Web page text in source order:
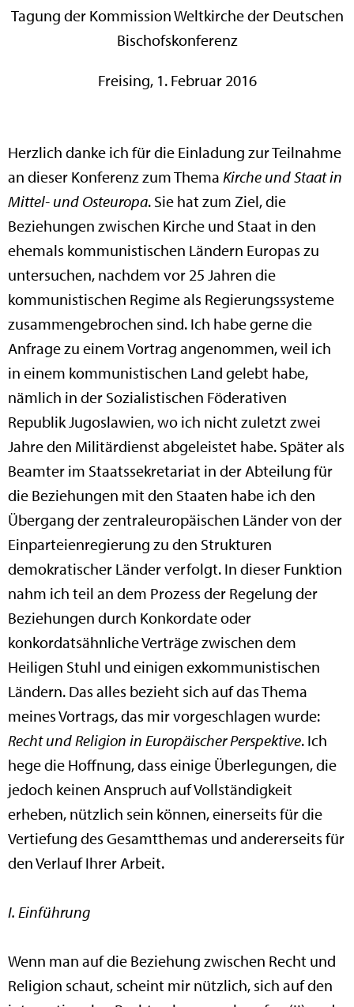
Tagung der Kommission Weltkirche der Deutschen
Bischofskonferenz
Freising, 1. Februar 2016
Herzlich danke ich für die Einladung zur Teilnahme
an dieser Konferenz zum Thema Kirche und Staat in
Mittel- und Osteuropa. Sie hat zum Ziel, die
Beziehungen zwischen Kirche und Staat in den
ehemals kommunistischen Ländern Europas zu
untersuchen, nachdem vor 25 Jahren die
kommunistischen Regime als Regierungssysteme
zusammengebrochen sind. Ich habe gerne die
Anfrage zu einem Vortrag angenommen, weil ich
in einem kommunistischen Land gelebt habe,
nämlich in der Sozialistischen Föderativen
Republik Jugoslawien, wo ich nicht zuletzt zwei
Jahre den Militärdienst abgeleistet habe. Später als
Beamter im Staatssekretariat in der Abteilung für
die Beziehungen mit den Staaten habe ich den
Übergang der zentraleuropäischen Länder von der
Einparteienregierung zu den Strukturen
demokratischer Länder verfolgt. In dieser Funktion
nahm ich teil an dem Prozess der Regelung der
Beziehungen durch Konkordate oder
konkordatsähnliche Verträge zwischen dem
Heiligen Stuhl und einigen exkommunistischen
Ländern. Das alles bezieht sich auf das Thema
meines Vortrags, das mir vorgeschlagen wurde:
Recht und Religion in Europäischer Perspektive. Ich
hege die Hoffnung, dass einige Überlegungen, die
jedoch keinen Anspruch auf Vollständigkeit
erheben, nützlich sein können, einerseits für die
Vertiefung des Gesamtthemas und andererseits für
den Verlauf Ihrer Arbeit.
I. Einführung
Wenn man auf die Beziehung zwischen Recht und
Religion schaut, scheint mir nützlich, sich auf den